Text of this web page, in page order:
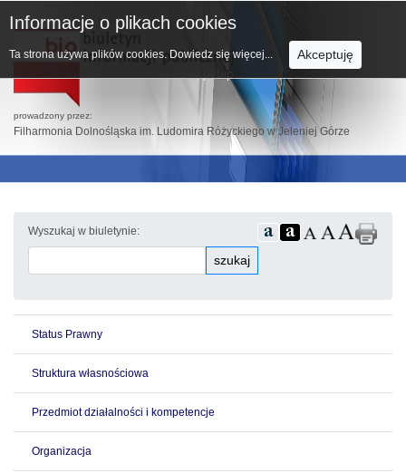
prowadzony przez:
Filharmonia Dolnośląska im. Ludomira Różyckiego w Jeleniej Górze
Wyszukaj w biuletynie:
szukaj
Status Prawny
Struktura własnościowa
Przedmiot działalności i kompetencje
Organizacja
Informacje o plikach cookies
Ta strona używa plików cookies. Dowiedz się więcej... Akceptuję